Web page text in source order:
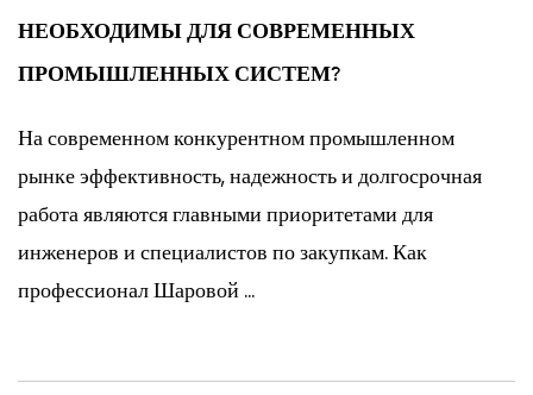
НЕОБХОДИМЫ ДЛЯ СОВРЕМЕННЫХ
ПРОМЫШЛЕННЫХ СИСТЕМ?
На современном конкурентном промышленном
рынке эффективность, надежность и долгосрочная
работа являются главными приоритетами для
инженеров и специалистов по закупкам. Как
профессионал Шаровой ...